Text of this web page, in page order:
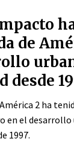
de
desde
2 ha
en el desarrollo
1997.